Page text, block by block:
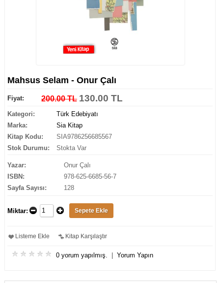
Mahsus Selam - Onur Çalı
Fiyat: 200.00 TL 130.00 TL
Kategori:
Türk Edebiyatı
Marka:
Sia Kitap
Kitap Kodu:
SIA9786256685567
Stok Durumu:
Stokta Var
Yazar:
Onur Çalı
ISBN:
978-625-6685-56-7
Sayfa Sayısı:
128
Miktar:
Listeme Ekle Kitap Karşılaştır
0 yorum yapılmış. Yorum Yapın